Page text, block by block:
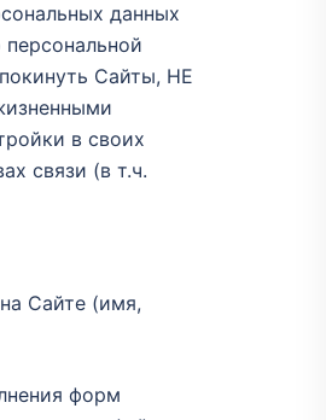
данных
Сайты, НЕ
в своих
связи (в т.ч.
Сайте (имя,
форм